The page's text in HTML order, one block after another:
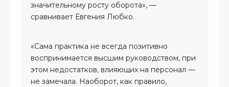
значительному росту оборота», —
сравнивает Евгения Любко.
«Сама практика не всегда позитивно
воспринимается высшим руководством, при
этом недостатков, влияющих на персонал —
не замечала. Наоборот, как правило,